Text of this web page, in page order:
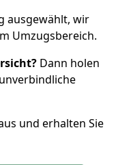
ausgewählt, wir
Umzugsbereich.
Dann holen
und erhalten Sie